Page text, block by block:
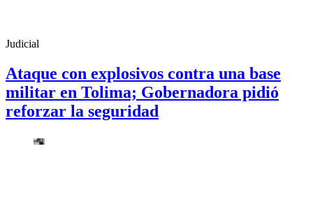
Judicial
Ataque con explosivos contra una base
militar en Tolima; Gobernadora pidió
reforzar la seguridad